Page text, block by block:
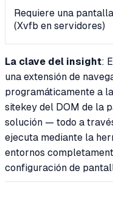
Requiere una pantalla
(Xvfb en servidores)
La clave del insight:
una extensión de
programáticamente a
sitekey del DOM de la
solución — todo a
ejecuta mediante la
entornos
configuración de